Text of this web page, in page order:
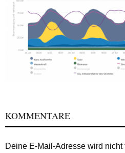
KOMMENTARE
Deine E-Mail-Adresse wird nicht